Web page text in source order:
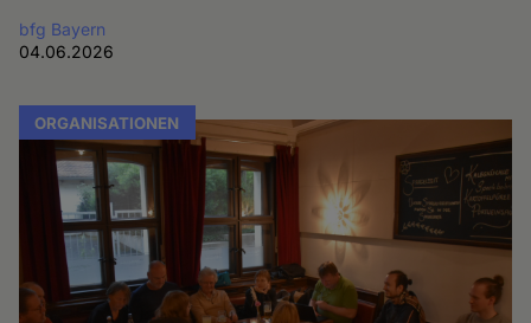
bfg Bayern
04.06.2026
ORGANISATIONEN